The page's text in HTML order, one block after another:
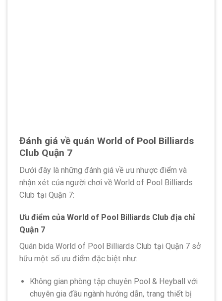
Đánh giá về quán World of Pool Billiards
Club Quận 7
Dưới đây là những đánh giá về ưu nhược điểm và
nhận xét của người chơi về World of Pool Billiards
Club tại Quận 7:
Ưu điểm của World of Pool Billiards Club địa chỉ
Quận 7
Quán bida World of Pool Billiards Club tại Quận 7 sở
hữu một số ưu điểm đặc biệt như:
Không gian phòng tập chuyên Pool & Heyball với
chuyên gia đầu ngành hướng dẫn, trang thiết bị